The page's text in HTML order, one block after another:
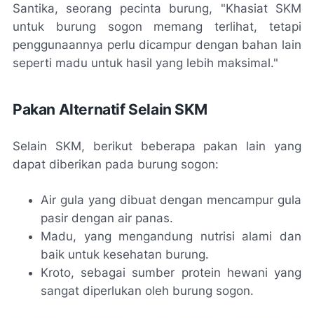
Santika, seorang pecinta burung, "Khasiat SKM
untuk burung sogon memang terlihat, tetapi
penggunaannya perlu dicampur dengan bahan lain
seperti madu untuk hasil yang lebih maksimal."
Pakan Alternatif Selain SKM
Selain SKM, berikut beberapa pakan lain yang
dapat diberikan pada burung sogon:
Air gula yang dibuat dengan mencampur gula
pasir dengan air panas.
Madu, yang mengandung nutrisi alami dan
baik untuk kesehatan burung.
Kroto, sebagai sumber protein hewani yang
sangat diperlukan oleh burung sogon.